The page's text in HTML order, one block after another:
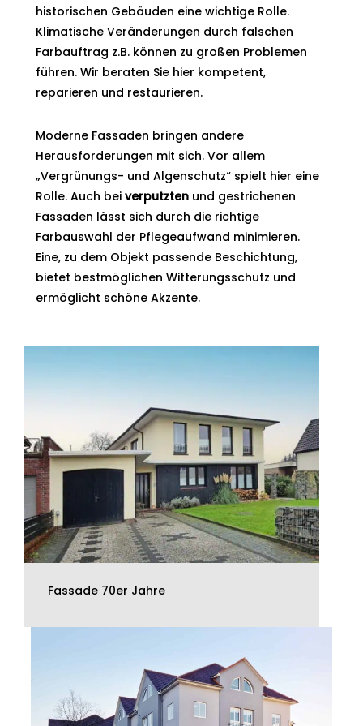
historischen Gebäuden eine wichtige Rolle.
Klimatische Veränderungen durch falschen
Farbauftrag z.B. können zu großen Problemen
führen. Wir beraten Sie hier kompetent,
reparieren und restaurieren.
Moderne Fassaden bringen andere
Herausforderungen mit sich. Vor allem
„Vergrünungs- und Algenschutz“ spielt hier eine
Rolle. Auch beiverputzten und gestrichenen
Fassaden lässt sich durch die richtige
Farbauswahl der Pflegeaufwand minimieren.
Eine, zu dem Objekt passende Beschichtung,
bietet bestmöglichen Witterungsschutz und
ermöglicht schöne Akzente.
Fassade 70er Jahre